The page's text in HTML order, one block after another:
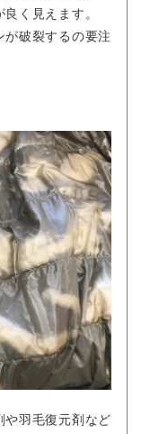
く見えます。
破裂するの要注
や羽毛復元剤など